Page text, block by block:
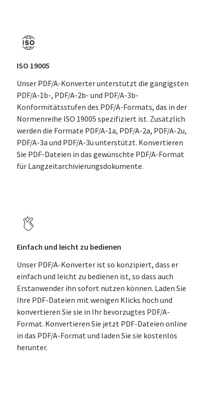
ISO 19005
Unser PDF/A-Konverter unterstützt die gängigsten
PDF/A-1b-, PDF/A-2b- und PDF/A-3b-
Konformitätsstufen des PDF/A-Formats, das in der
Normenreihe ISO 19005 spezifiziert ist. Zusätzlich
werden die Formate PDF/A-1a, PDF/A-2a, PDF/A-2u,
PDF/A-3a und PDF/A-3u unterstützt. Konvertieren
Sie PDF-Dateien in das gewünschte PDF/A-Format
für Langzeitarchivierungsdokumente.
Einfach und leicht zu bedienen
Unser PDF/A-Konverter ist so konzipiert, dass er
einfach und leicht zu bedienen ist, so dass auch
Erstanwender ihn sofort nutzen können. Laden Sie
Ihre PDF-Dateien mit wenigen Klicks hoch und
konvertieren Sie sie in Ihr bevorzugtes PDF/A-
Format. Konvertieren Sie jetzt PDF-Dateien online
in das PDF/A-Format und laden Sie sie kostenlos
herunter.